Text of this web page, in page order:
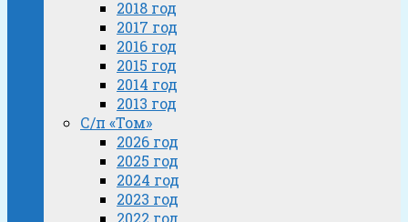
2018 год
2017 год
2016 год
2015 год
2014 год
2013 год
С/п «Том»
2026 год
2025 год
2024 год
2023 год